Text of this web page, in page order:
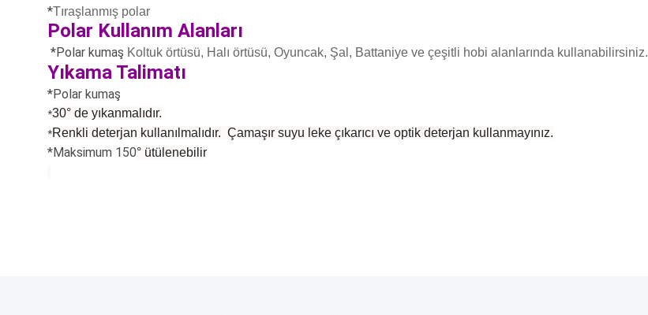
*Tıraşlanmış polar
Polar Kullanım Alanları
*Polar kumaş Koltuk örtüsü, Halı örtüsü, Oyuncak, Şal, Battaniye ve çeşitli hobi alanlarında kullanabilirsiniz.
Yıkama Talimatı
*Polar kumaş
*30° de yıkanmalıdır.
*Renkli deterjan kullanılmalıdır. Çamaşır suyu leke çıkarıcı ve optik deterjan kullanmayınız.
*Maksimum 150° ütülenebilir